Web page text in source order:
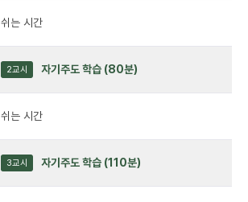
쉬는 시간
2교시 자기주도 학습 (80분)
쉬는 시간
3교시 자기주도 학습 (110분)